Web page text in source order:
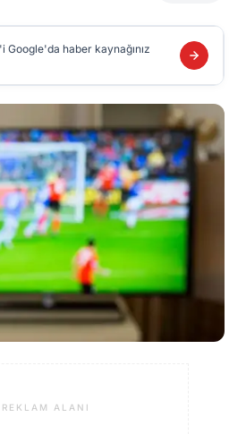
'i Google'da haber kaynağınız
REKLAM ALANI